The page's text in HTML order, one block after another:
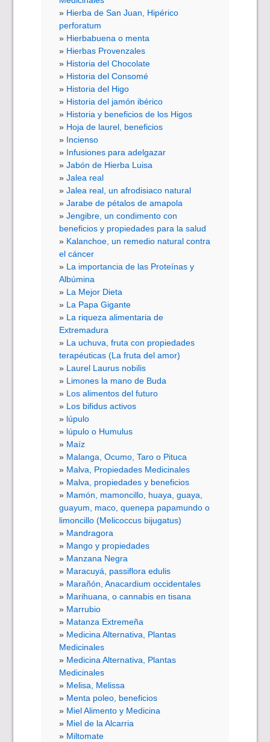
Hierba de San Juan, Hipérico
perforatum
Hierbabuena o menta
Hierbas Provenzales
Historia del Chocolate
Historia del Consomé
Historia del Higo
Historia del jamón ibérico
Historia y beneficios de los Higos
Hoja de laurel, beneficios
Incienso
Infusiones para adelgazar
Jabón de Hierba Luisa
Jalea real
Jalea real, un afrodisiaco natural
Jarabe de pétalos de amapola
Jengibre, un condimento con
beneficios y propiedades para la salud
Kalanchoe, un remedio natural contra
el cáncer
La importancia de las Proteínas y
Albúmina
La Mejor Dieta
La Papa Gigante
La riqueza alimentaria de
Extremadura
La uchuva, fruta con propiedades
terapéuticas (La fruta del amor)
Laurel Laurus nobilis
Limones la mano de Buda
Los alimentos del futuro
Los bifidus activos
lúpulo
lúpulo o Humulus
Maíz
Malanga, Ocumo, Taro o Pituca
Malva, Propiedades Medicinales
Malva, propiedades y beneficios
Mamón, mamoncillo, huaya, guaya,
guayum, maco, quenepa papamundo o
limoncillo (Melicoccus bijugatus)
Mandragora
Mango y propiedades
Manzana Negra
Maracuyá, passiflora edulis
Marañón, Anacardium occidentales
Marihuana, o cannabis en tisana
Marrubio
Matanza Extremeña
Medicina Alternativa, Plantas
Medicinales
Medicina Alternativa, Plantas
Medicinales
Melisa, Melissa
Menta poleo, beneficios
Miel Alimento y Medicina
Miel de la Alcarria
Miltomate